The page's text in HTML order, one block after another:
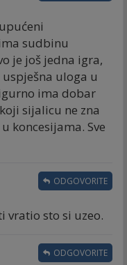
sudbinu
je još jedna igra,
uloga u
ima dobar
sijalicu ne zna
koncesijama. Sve
vratio sto si uzeo.
ODGOVORITE
ODGOVORITE